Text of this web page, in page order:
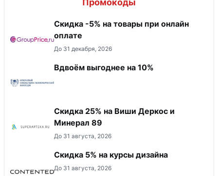
​Скидка -5% на товары при онлайн
оплате
До 31 декабря, 2026
Вдвоём выгоднее на 10%
Скидка 25% на Виши Деркос и
Минерал 89
До 31 августа, 2026
Скидка 5% на курсы дизайна
До 31 августа, 2026